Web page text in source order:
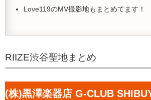
Love119のMV撮影地もまとめてます！
RIIZE渋谷聖地まとめ
(株)黒澤楽器店 G-CLUB